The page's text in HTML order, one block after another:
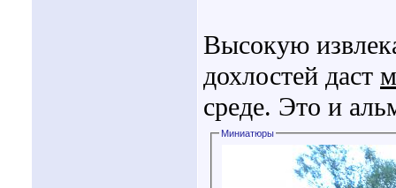
Высокую
дохлостей даст
среде. Это и
Миниатюры